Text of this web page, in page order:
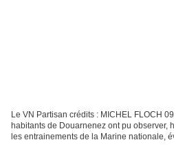
Le VN Partisan crédits : MICHEL FLOCH
habitants de Douarnenez ont pu observer,
les entrainements de la Marine nationale,